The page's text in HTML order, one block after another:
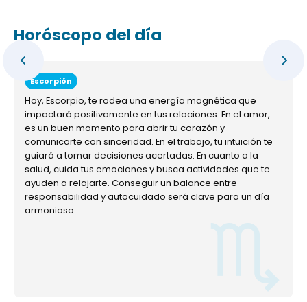
Horóscopo del día
Escorpión
Hoy, Escorpio, te rodea una energía magnética que
impactará positivamente en tus relaciones. En el amor,
es un buen momento para abrir tu corazón y
comunicarte con sinceridad. En el trabajo, tu intuición te
guiará a tomar decisiones acertadas. En cuanto a la
salud, cuida tus emociones y busca actividades que te
ayuden a relajarte. Conseguir un balance entre
responsabilidad y autocuidado será clave para un día
armonioso.